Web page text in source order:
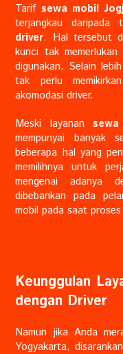
Tarif sewa mobil
terjangkau
driver. Hal tersebut
kunci tak
digunakan. Selain
tak perlu
akomodasi driver.
Meski layanan
mempunyai banyak
beberapa hal yang
memilihnya untuk
mengenai adanya
dibebankan pada
mobil pada saat
Keunggulan
dengan Driver
Namun jika Anda
Yogyakarta,